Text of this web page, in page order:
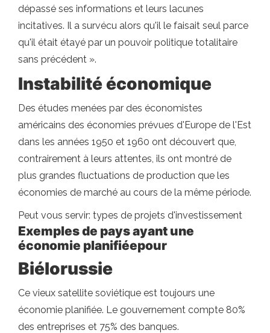
dépassé ses informations et leurs lacunes
incitatives. Il a survécu alors qu'il le faisait seul parce
qu'il était étayé par un pouvoir politique totalitaire
sans précédent ».
Instabilité économique
Des études menées par des économistes
américains des économies prévues d'Europe de l'Est
dans les années 1950 et 1960 ont découvert que,
contrairement à leurs attentes, ils ont montré de
plus grandes fluctuations de production que les
économies de marché au cours de la même période.
Peut vous servir: types de projets d'investissement
Exemples de pays ayant une
économie planifiéepour
Biélorussie
Ce vieux satellite soviétique est toujours une
économie planifiée. Le gouvernement compte 80%
des entreprises et 75% des banques.